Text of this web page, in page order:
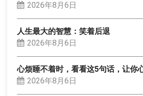
2026年8月6日
人生最大的智慧：笑着后退
2026年8月6日
心烦睡不着时，看看这5句话，让你
2026年8月6日